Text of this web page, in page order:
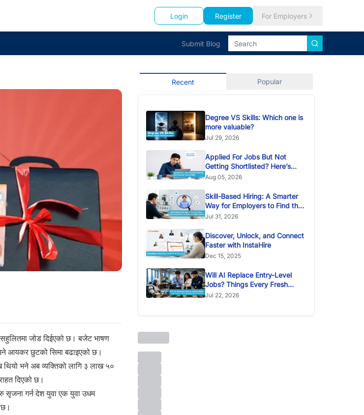
Login Register For Employers
Submit Blog
जोड दिईएको छ। बजेट भाषण
आयकर छुटको सिमा बढाइएको छ।
थियो भने अब व्यक्तिको लागि ३ लाख ५०
दिएको छ।
सृजना गर्न देश युवा एक युवा उधम
Recent Popular
Degree VS Skills: Which one is
more valuable?
Jul 29, 2026
Applied For Jobs But Not
Getting Shortlisted? Here’s
Why
Aug 05, 2026
Skill-Based Hiring: A Smarter
Way for Employers to Find the
Right Talent
Jul 31, 2026
Discover, Unlock, and Connect
Faster with InstaHire
Dec 15, 2025
Will AI Replace Entry-Level
Jobs? Things Every Fresh
Graduate Should Know
Jul 22, 2026